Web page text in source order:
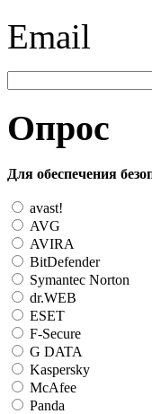
Email
Опрос
Для обеспечения
avast!
AVG
AVIRA
BitDefender
Symantec Norton
dr.WEB
ESET
F-Secure
G DATA
Kaspersky
McAfee
Panda